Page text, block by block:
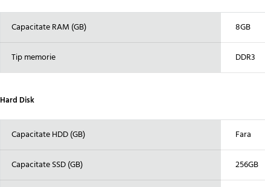
Capacitate RAM (GB) 8GB
Tip memorie DDR3
Hard Disk
Capacitate HDD (GB) Fara
Capacitate SSD (GB) 256GB